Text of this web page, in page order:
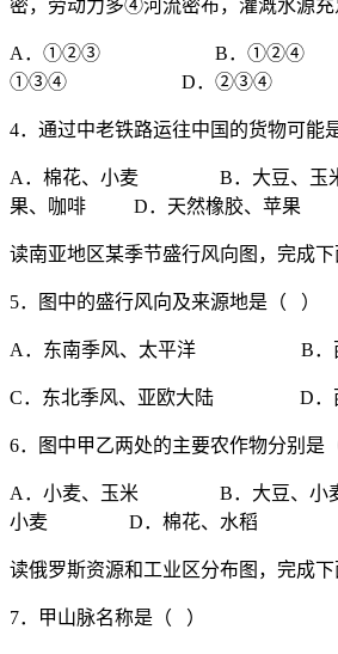
密，劳动力多④河流密布，灌溉水源充
A．①②③ B．
①③④ D．②③④
4．通过中老铁路运往中国的货物可能
A．棉花、小麦 B．大豆、
果、咖啡 D．天然橡胶、苹果
读南亚地区某季节盛行风向图，完成下
5．图中的盛行风向及来源地是（ ）
A．东南季风、太平洋 B．西
C．东北季风、亚欧大陆 D．西
6．图中甲乙两处的主要农作物分别是
A．小麦、玉米 B．大豆、
小麦 D．棉花、水稻
读俄罗斯资源和工业区分布图，完成下
7．甲山脉名称是（ ）